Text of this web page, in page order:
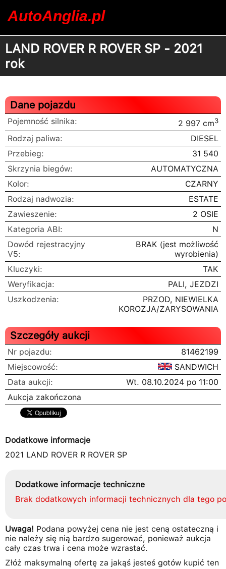
AutoAnglia.pl
LAND ROVER R ROVER SP - 2021
rok
Dane pojazdu
Pojemność silnika: 2 997 cm3
Rodzaj paliwa:
DIESEL
Przebieg:
31 540
Skrzynia biegów:
AUTOMATYCZNA
Kolor:
CZARNY
Rodzaj nadwozia:
ESTATE
Zawieszenie:
2 OSIE
Kategoria ABI:
N
Dowód rejestracyjny
V5:
BRAK (jest możliwość
wyrobienia)
Kluczyki:
TAK
Weryfikacja:
PALI, JEZDZI
Uszkodzenia:
PRZOD, NIEWIELKA
KOROZJA/ZARYSOWANIA
Szczegóły aukcji
Nr pojazdu:
81462199
Miejscowość:
SANDWICH
Data aukcji:
Wt. 08.10.2024 po 11:00
Aukcja zakończona
Dodatkowe informacje
2021 LAND ROVER R ROVER SP
Dodatkowe informacje techniczne
Brak dodatkowych informacji technicznych dla tego
Uwaga! Podana powyżej cena nie jest ceną ostateczną i
nie należy się nią bardzo sugerować, ponieważ aukcja
cały czas trwa i cena może wzrastać.
Złóż maksymalną ofertę za jakąś jesteś gotów kupić ten